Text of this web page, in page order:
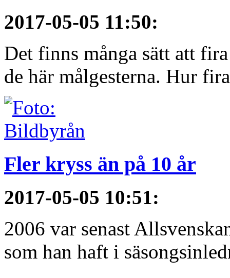
2017-05-05 11:50:
Det finns många sätt att
de här målgesterna. Hur
Fler kryss än på 10 år
2017-05-05 10:51 :
2006 var senast
som han haft i